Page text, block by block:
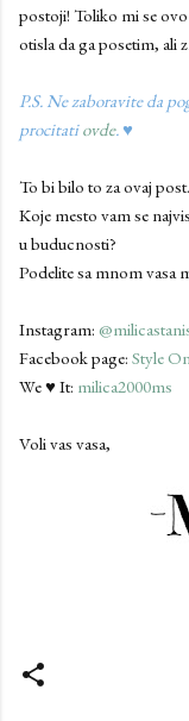
postoji! Toliko mi se
otisla da ga posetim, ali
P.S. Ne zaboravite da
procitatiovde. ♥
To bi bilo to za ovaj
Koje mesto vam se
u buducnosti?
Podelite sa mnom vasa
Instagram:
Facebook page: Style
We ♥ It: milica2000ms
Voli vas vasa,